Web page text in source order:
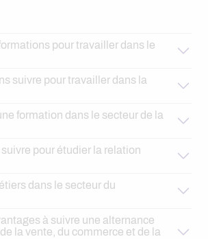
pour travailler dans le
suivre pour travailler dans la
formation dans le secteur de la
pour étudier la relation
dans le secteur du
à suivre une alternance
la vente, du commerce et de la